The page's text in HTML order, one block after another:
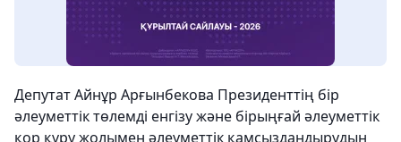
Депутат Айнұр Арғынбекова Президенттің бір
әлеуметтік төлемді енгізу және бірыңғай әлеуметтік
қор құру жолымен әлеуметтік қамсыздандырудың